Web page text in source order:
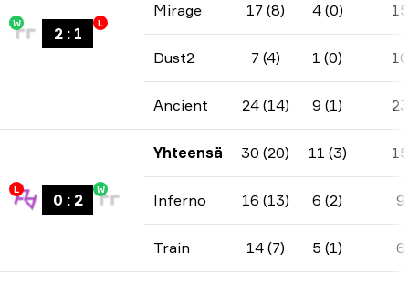
W
2: 1
L
Mirage 17 (8) 4 (0) 15
Dust2 7 (4) 1 (0) 10
Ancient 24 (14) 9 (1) 23
L
0 : 2
W
Yhteensä 30 (20) 11 (3) 15
Inferno 16 (13) 6 (2) 9
Train 14 (7) 5 (1) 6